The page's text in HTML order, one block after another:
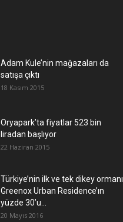
Adam Kule’nin mağazaları da
satışa çıktı
18 Kasım 2015
Oryapark’ta fiyatlar 523 bin
liradan başlıyor
22 Haziran 2015
Türkiye’nin ilk ve tek dikey ormanı
Greenox Urban Residence’ın
yüzde 30’u...
20 Mayıs 2016